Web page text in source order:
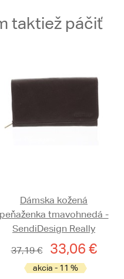
taktiež páčiť
Dámska kožená
peňaženka tmavohnedá -
SendiDesign Really
37,19 €
33,06 €
akcia - 11 %